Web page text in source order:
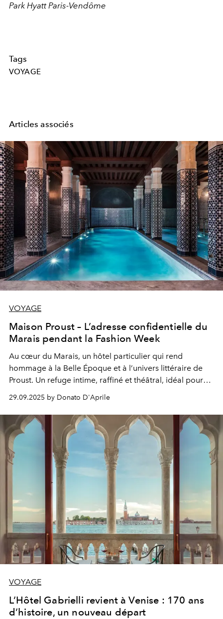
Park Hyatt Paris-Vendôme
Tags
VOYAGE
Articles associés
VOYAGE
Maison Proust – L’adresse confidentielle du
Marais pendant la Fashion Week
Au cœur du Marais, un hôtel particulier qui rend
hommage à la Belle Époque et à l’univers littéraire de
Proust. Un refuge intime, raffiné et théâtral, idéal pour
vivre la Fashion Week parisienne avec charme et
29.09.2025 by Donato D'Aprile
VOYAGE
L’Hôtel Gabrielli revient à Venise : 170 ans
d’histoire, un nouveau départ